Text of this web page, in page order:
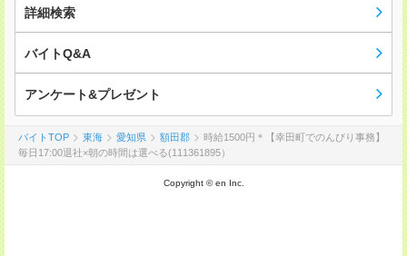
詳細検索
バイトQ&A
アンケート&プレゼント
バイトTOP 東海 愛知県 額田郡
時給1500円＊【幸田町でのんびり事務】
毎日17:00退社×朝の時間は選べる(111361895）
Copyright © en Inc.